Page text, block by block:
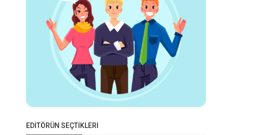
EDITÖRÜN SEÇTIKLERI